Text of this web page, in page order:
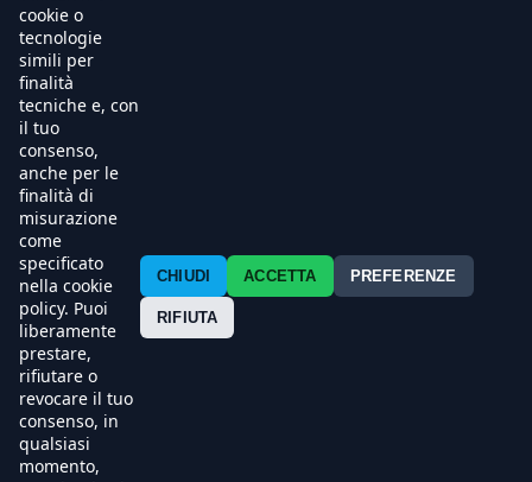
Contatti
cookie o
tecnologie
simili per
finalità
tecniche e, con
il tuo
consenso,
anche per le
finalità di
misurazione
come
specificato
nella cookie
policy. Puoi
liberamente
prestare,
rifiutare o
revocare il tuo
consenso, in
qualsiasi
momento,
CHIUDI ACCETTA PREFERENZE
RIFIUTA